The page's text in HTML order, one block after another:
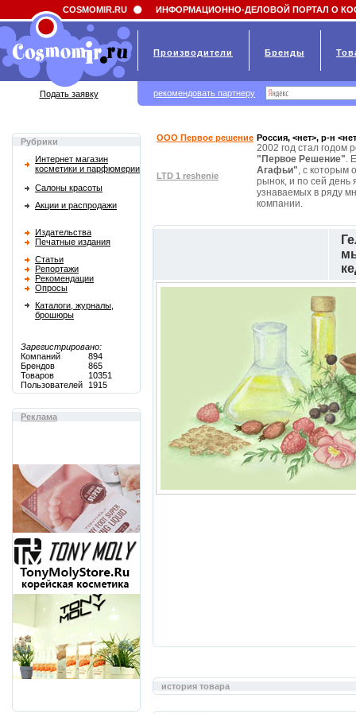
Field 'news_title' doesn't have a default value
Рубрики
Интернет магазин
косметики и парфюмерии
Салоны красоты
Акции и распродажи
Издательства
Печатные издания
Статьи
Репортажи
Рекомендации
Опросы
Каталоги, журналы,
брошюры
Зарегистрировано:
Компаний
894
Брендов
865
Товаров
10351
Пользователей
1915
Реклама
ООО Первое решение Россия, <нет>, р-н
LTD 1 reshenie
2002 год стал годом
"Первое Решение".
Агафьи", с которым
рынок, и по сей день
узнаваемых в ряду
компании.
история товара
COSMOMIR.RU ИНФОРМАЦИОННО-ДЕЛОВОЙ ПОРТАЛ О
Производители Бренды
Подать заявку рекомендовать партнеру